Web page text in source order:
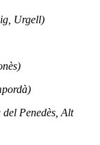
Urgell)
Penedès, Alt